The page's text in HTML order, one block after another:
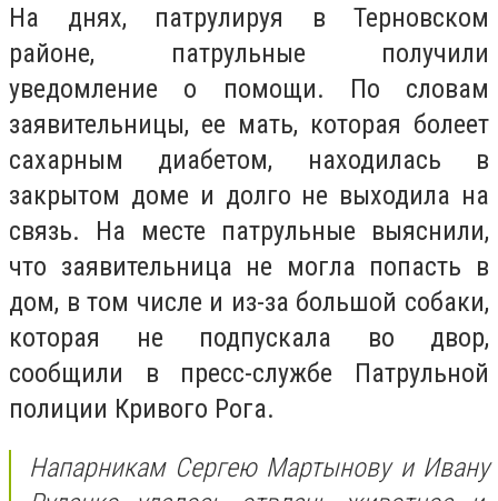
На днях, патрулируя в Терновском
районе, патрульные получили
уведомление о помощи. По словам
заявительницы, ее мать, которая болеет
сахарным диабетом, находилась в
закрытом доме и долго не выходила на
связь. На месте патрульные выяснили,
что заявительница не могла попасть в
дом, в том числе и из-за большой собаки,
которая не подпускала во двор,
сообщили в пресс-службе Патрульной
полиции Кривого Рога.
Напарникам Сергею Мартынову и Ивану